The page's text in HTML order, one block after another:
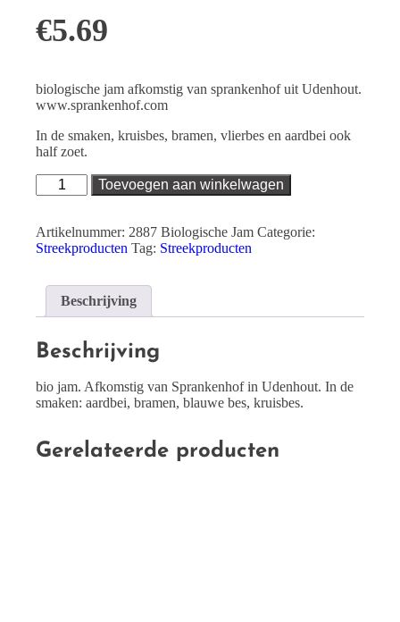
€5.69
biologische jam afkomstig van sprankenhof uit Udenhout.
www.sprankenhof.com
In de smaken, kruisbes, bramen, vlierbes en aardbei ook
half zoet.
Biologische
Jam
Toevoegen aan winkelwagen
Artikelnummer: 2887 Biologische Jam Categorie:
Streekproducten Tag: Streekproducten
Beschrijving
Beschrijving
bio jam. Afkomstig van Sprankenhof in Udenhout. In de
smaken: aardbei, bramen, blauwe bes, kruisbes.
Gerelateerde producten